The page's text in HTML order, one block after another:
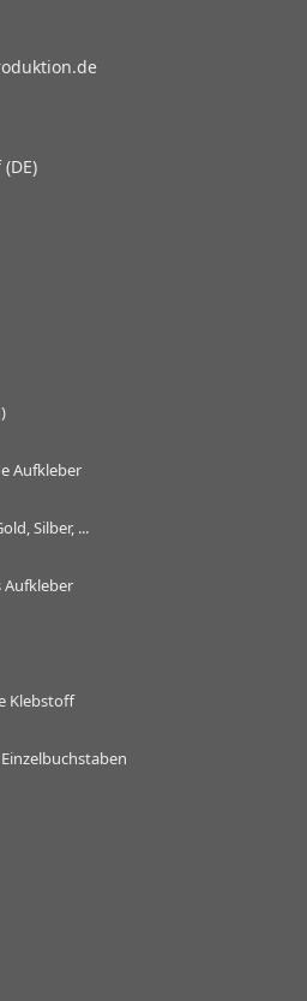
Aufkleber
Silber, ...
Klebstoff